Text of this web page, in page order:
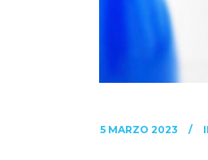
5 MARZO 2023